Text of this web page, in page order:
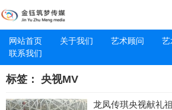
网站首页 关于我们 艺术顾问 艺
联系我们
标签： 央视MV
龙凤传琪央视献礼